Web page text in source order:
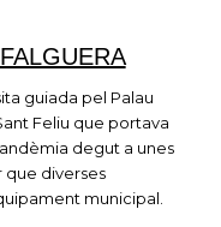
guiada pel Palau
Feliu que portava
degut a unes
que diverses
municipal.